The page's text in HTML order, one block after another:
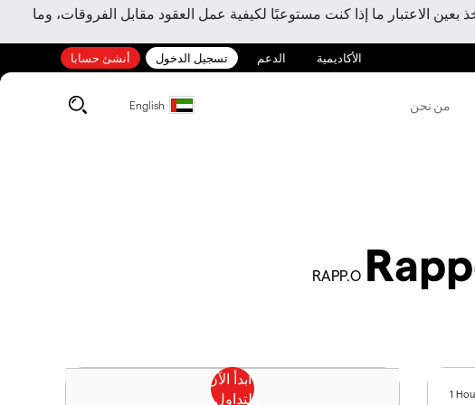
الاعتبار ما إذا كنت مستوعبًا لكيفية عمل العقود مقابل الفروقات، وما
الأكاديمية الدعم تسجيل الدخول أنشئ حسابا
من نحن English
RAPP.O
1